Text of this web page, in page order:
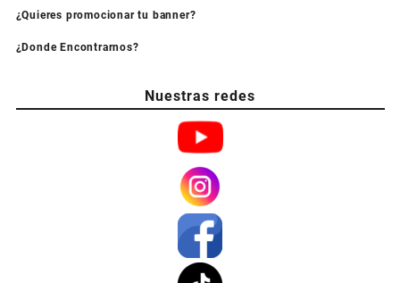
¿Quieres promocionar tu banner?
¿Donde Encontrarnos?
Nuestras redes